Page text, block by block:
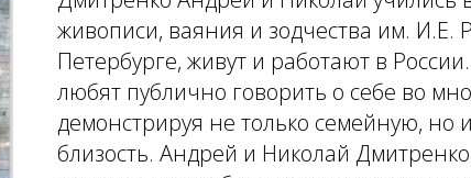
живописи, ваяния и зодчества им. И.Е.
Петербурге, живут и работают в
любят публично говорить о себе во
демонстрируя не только семейную, но
близость. Андрей и Николай